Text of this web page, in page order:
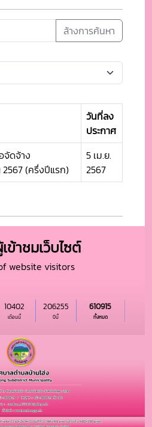
ล้างการค้นหา
วันที่ลง
ประกาศ
จัดจ้าง
(ครึ่งปีแรก)
5 เม.ย.
2567
ข้าชมเว็บไซต์
website visitors
เดือนนี้
10402
ปีนี้
206255
ทั้งหมด
610915